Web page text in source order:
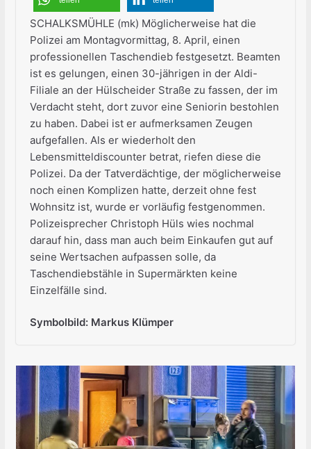
SCHALKSMÜHLE (mk) Möglicherweise hat die
Polizei am Montagvormittag, 8. April, einen
professionellen Taschendieb festgesetzt. Beamten
ist es gelungen, einen 30-jährigen in der Aldi-
Filiale an der Hülscheider Straße zu fassen, der im
Verdacht steht, dort zuvor eine Seniorin bestohlen
zu haben. Dabei ist er aufmerksamen Zeugen
aufgefallen. Als er wiederholt den
Lebensmitteldiscounter betrat, riefen diese die
Polizei. Da der Tatverdächtige, der möglicherweise
noch einen Komplizen hatte, derzeit ohne fest
Wohnsitz ist, wurde er vorläufig festgenommen.
Polizeisprecher Christoph Hüls wies nochmal
darauf hin, dass man auch beim Einkaufen gut auf
seine Wertsachen aufpassen solle, da
Taschendiebstähle in Supermärkten keine
Einzelfälle sind.
Symbolbild: Markus Klümper